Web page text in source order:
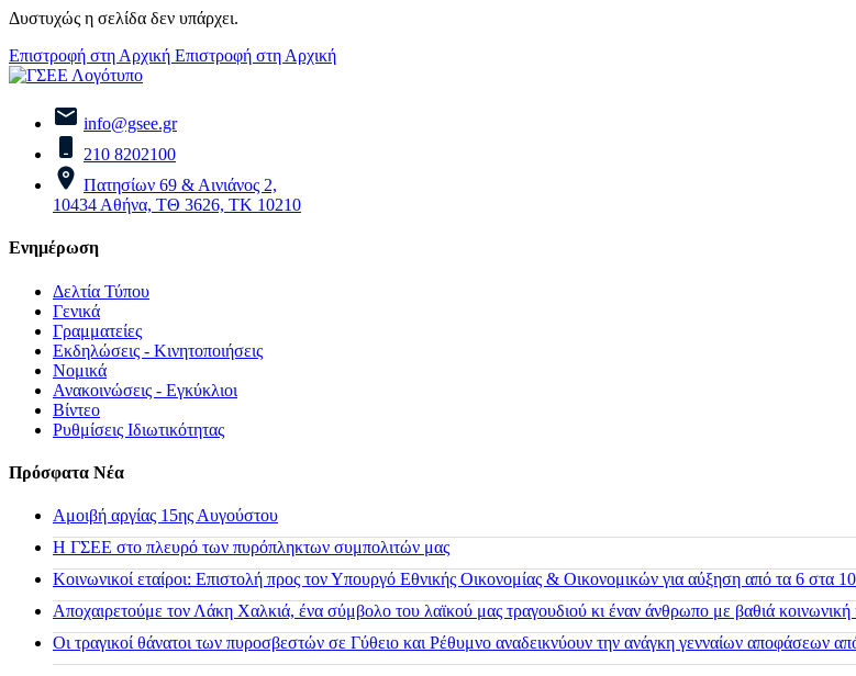
Δυστυχώς η σελίδα δεν υπάρχει.
Επιστροφή στη Αρχική Επιστροφή στη Αρχική
info@gsee.gr
210 8202100
Πατησίων 69 & Αινιάνος 2,
10434 Αθήνα, ΤΘ 3626, ΤΚ 10210
Ενημέρωση
Δελτία Τύπου
Γενικά
Γραμματείες
Εκδηλώσεις - Κινητοποιήσεις
Νομικά
Ανακοινώσεις - Εγκύκλιοι
Βίντεο
Ρυθμίσεις Ιδιωτικότητας
Πρόσφατα Νέα
Αμοιβή αργίας 15ης Αυγούστου
H ΓΣΕΕ στο πλευρό των πυρόπληκτων συμπολιτών μας
Κοινωνικοί εταίροι: Επιστολή προς τον Υπουργό Εθνικής Οικονομίας & Οικονομικών για αύξηση από τα 6 στα
Αποχαιρετούμε τον Λάκη Χαλκιά, ένα σύμβολο του λαϊκού μας τραγουδιού κι έναν άνθρωπο με βαθιά κοινωνική
Οι τραγικοί θάνατοι των πυροσβεστών σε Γύθειο και Ρέθυμνο αναδεικνύουν την ανάγκη γενναίων αποφάσεων